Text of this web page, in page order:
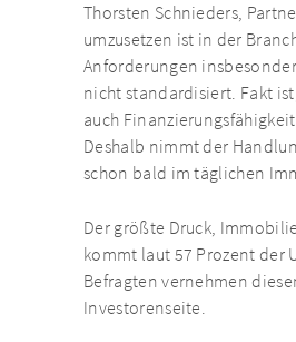
Thorsten Schnieders,
umzusetzen ist in der
Anforderungen
nicht standardisiert. Fakt
auch
Deshalb nimmt der
schon bald im täglichen
Der größte Druck,
kommt laut 57 Prozent der
Befragten vernehmen
Investorenseite.